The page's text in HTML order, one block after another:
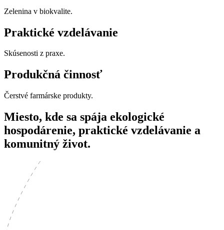
Zelenina v biokvalite.
Praktické vzdelávanie
Skúsenosti z praxe.
Produkčná činnosť
Čerstvé farmárske produkty.
Miesto, kde sa spája ekologické
hospodárenie, praktické vzdelávanie a
komunitný život.